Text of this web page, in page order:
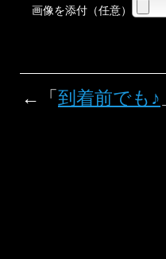
画像を添付（任意）
←「到着前でも♪